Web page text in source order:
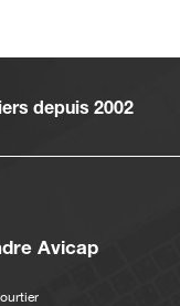
depuis 2002
Avicap